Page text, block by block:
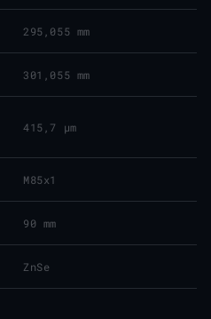
295,055 mm
301,055 mm
415,7 μm
M85x1
90 mm
ZnSe